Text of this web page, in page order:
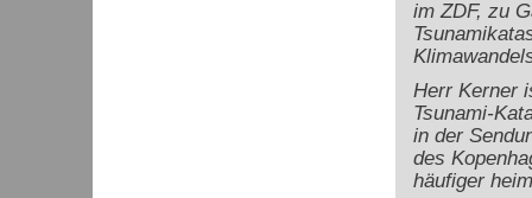
im ZDF, zu
Herr Kerner
Tsunami-
in der
des
häufiger